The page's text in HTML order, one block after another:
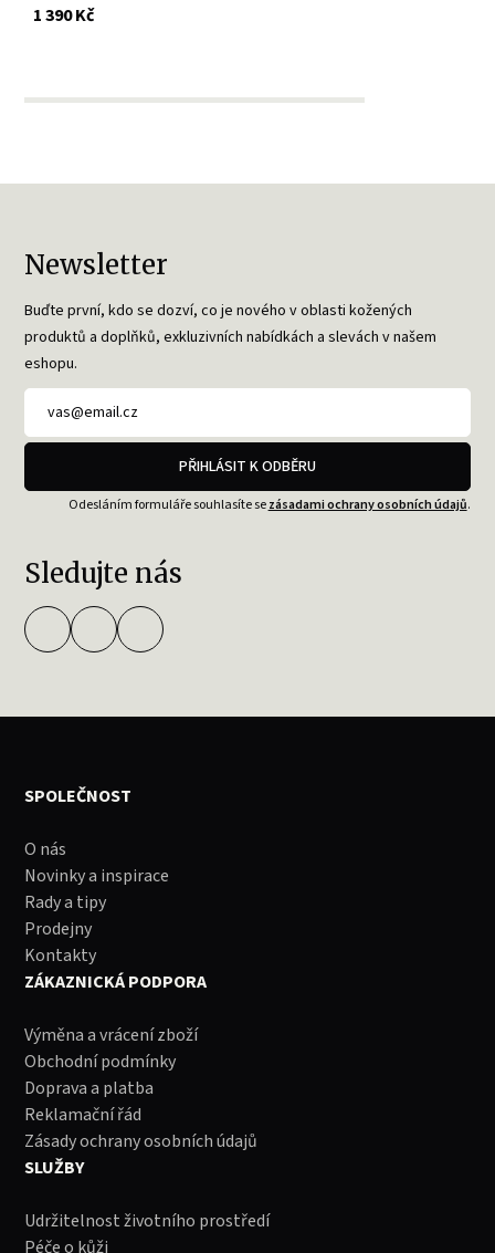
1 390 Kčs DPH
Newsletter
Buďte první, kdo se dozví, co je nového v oblasti kožených
produktů a doplňků, exkluzivních nabídkách a slevách v našem
eshopu.
PŘIHLÁSIT K ODBĚRU
Odesláním formuláře souhlasíte sezásadami ochrany osobních údajů.
Sledujte nás
SPOLEČNOST
O nás
Novinky a inspirace
Rady a tipy
Prodejny
Kontakty
ZÁKAZNICKÁ PODPORA
Výměna a vrácení zboží
Obchodní podmínky
Doprava a platba
Reklamační řád
Zásady ochrany osobních údajů
SLUŽBY
Udržitelnost životního prostředí
Péče o kůži